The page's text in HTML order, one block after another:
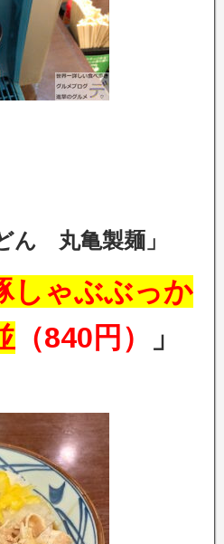
ん 丸亀製麺」
しゃぶぶっか
（840円） 」